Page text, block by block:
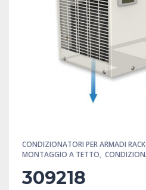
CONDIZIONATORI PER ARMADI
MONTAGGIO A TETTO,
309218